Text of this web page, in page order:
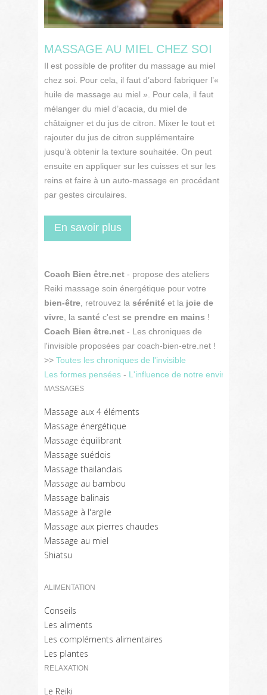
MASSAGE AU MIEL CHEZ SOI
Il est possible de profiter du massage au miel
chez soi. Pour cela, il faut d’abord fabriquer l’«
huile de massage au miel ». Pour cela, il faut
mélanger du miel d’acacia, du miel de
châtaigner et du jus de citron. Mixer le tout et
rajouter du jus de citron supplémentaire
jusqu’à obtenir la texture souhaitée. On peut
ensuite en appliquer sur les cuisses et sur les
reins et faire à un auto-massage en procédant
par gestes circulaires.
En savoir plus
Coach Bien être.net - propose des ateliers
Reiki massage soin énergétique pour votre
bien-être, retrouvez la sérénité et la joie de
vivre, la santé c'est se prendre en mains !
Coach Bien être.net - Les chroniques de
l'invisible proposées par coach-bien-etre.net !
>> Toutes les chroniques de l'invisible
Les formes pensées - L'influence de notre
MASSAGES
Massage aux 4 éléments
Massage énergétique
Massage équilibrant
Massage suédois
Massage thailandais
Massage au bambou
Massage balinais
Massage à l'argile
Massage aux pierres chaudes
Massage au miel
Shiatsu
ALIMENTATION
Conseils
Les aliments
Les compléments alimentaires
Les plantes
RELAXATION
Le Reiki